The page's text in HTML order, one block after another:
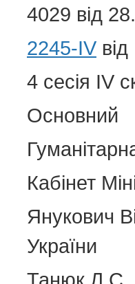
4029 від
2245-IV
4 сесія IV
Основний
Кабінет
Янукович
України